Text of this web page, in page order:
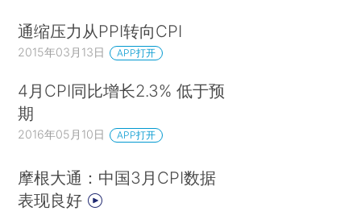
通缩压力从PPI转向CPI
2015年03月13日 APP打开
4月CPI同比增长2.3% 低于预
期
2016年05月10日 APP打开
摩根大通：中国3月CPI数据
表现良好